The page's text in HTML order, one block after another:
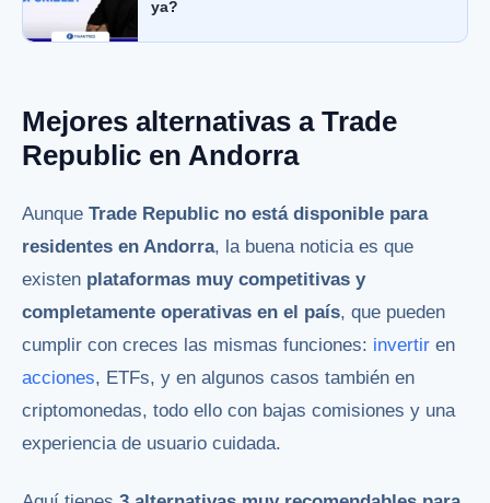
ya?
Mejores alternativas a Trade
Republic en Andorra
Aunque Trade Republic no está disponible para
residentes en Andorra, la buena noticia es que
existen plataformas muy competitivas y
completamente operativas en el país, que pueden
cumplir con creces las mismas funciones: invertir en
acciones, ETFs, y en algunos casos también en
criptomonedas, todo ello con bajas comisiones y una
experiencia de usuario cuidada.